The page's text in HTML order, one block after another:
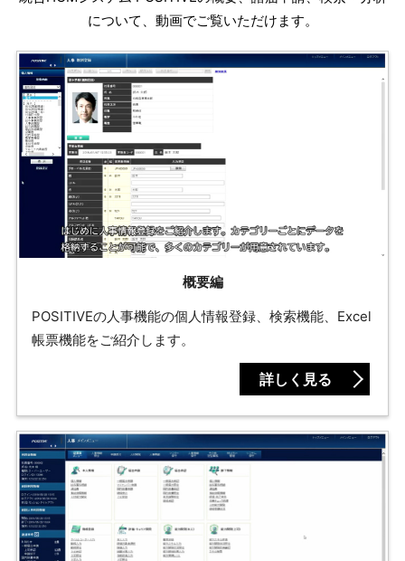
について、動画でご覧いただけます。
概要編
POSITIVEの人事機能の個人情報登録、検索機能、Excel
帳票機能をご紹介します。
詳しく見る